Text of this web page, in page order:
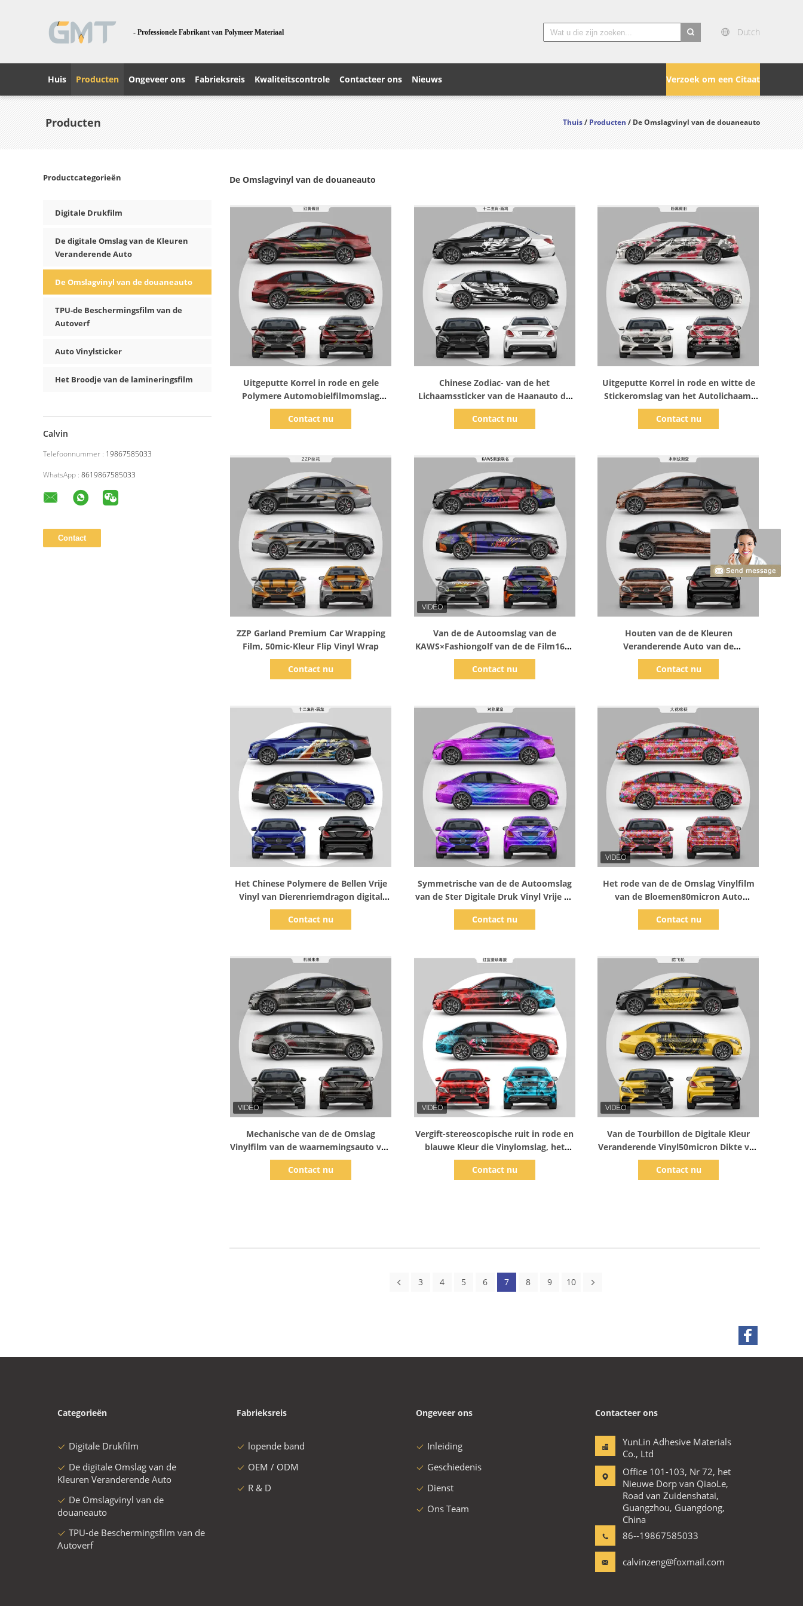
- Professionele Fabrikant van Polymeer Materiaal Dutch
Verzoek om een Citaat
Huis Producten Ongeveer ons Fabrieksreis Kwaliteitscontrole Contacteer ons Nieuws
Producten Thuis/Producten/ De Omslagvinyl van de douaneauto
Productcategorieën
Digitale Drukfilm
De digitale Omslag van de Kleuren
Veranderende Auto
De Omslagvinyl van de douaneauto
TPU-de Beschermingsfilm van de
Autoverf
Auto Vinylsticker
Het Broodje van de lamineringsfilm
Calvin
Telefoonnummer : 19867585033
WhatsApp : 8619867585033
De Omslagvinyl van de douaneauto
Uitgeputte Korrel in rode en gele
Polymere Automobielfilmomslag
Matte Surface Printed
Contact nu
Chinese Zodiac- van de het
Lichaamssticker van de Haanauto de
Omslagfilm 1.52*20m Grootte160g
Gewicht
Contact nu
Uitgeputte Korrel in rode en witte de
Stickeromslag van het Autolichaam,
ISO-SGS 2/3 mil-de Vinylfilm van de
Autoomslag
Contact nu
ZZP Garland Premium Car Wrapping
Film, 50mic-Kleur Flip Vinyl Wrap
Contact nu
Van de de Autoomslag van de
KAWS×Fashiongolf van de de Film160g
Iron Man Volledige Auto de Vinyl
Vinylomslag
Contact nu
Houten van de de Kleuren
Veranderende Auto van de
Korrelgradatie Digitale de
Omslag105micron Dikte
Contact nu
Het Chinese Polymere de Bellen Vrije
Vinyl van Dierenriemdragon digital
print car wrap
Contact nu
Symmetrische van de de Autoomslag
van de Ster Digitale Druk Vinyl Vrije de
Filmbel van pvc
Contact nu
Het rode van de de Omslag Vinylfilm
van de Bloemen80micron Auto
Materiaal van pvc Plastic
Contact nu
Mechanische van de de Omslag
Vinylfilm van de waarnemingsauto van
de de Kleuren Veranderende Auto de
Film Digitale Druk
Contact nu
Vergift-stereoscopische ruit in rode en
blauwe Kleur die Vinylomslag, het
Polymere 160g-Broodje van de Auto
Verpakkende Film veranderen
Contact nu
Van de Tourbillon de Digitale Kleur
Veranderende Vinyl50micron Dikte van
de de Autoomslag
Contact nu
3 4 5 6 7 8 9 10
Categorieën
Digitale Drukfilm
De digitale Omslag van de
Kleuren Veranderende Auto
De Omslagvinyl van de
douaneauto
TPU-de Beschermingsfilm van de
Autoverf
Fabrieksreis
lopende band
OEM / ODM
R & D
Ongeveer ons
Inleiding
Geschiedenis
Dienst
Ons Team
Contacteer ons
YunLin Adhesive Materials
Co., Ltd
Office 101-103, Nr 72, het
Nieuwe Dorp van QiaoLe,
Road van Zuidenshatai,
Guangzhou, Guangdong,
China
86--19867585033
calvinzeng@foxmail.com